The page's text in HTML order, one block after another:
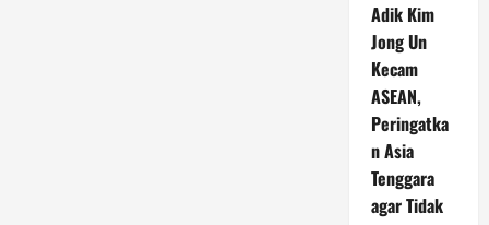
Adik Kim
Jong Un
Kecam
ASEAN,
Peringatka
n Asia
Tenggara
agar Tidak